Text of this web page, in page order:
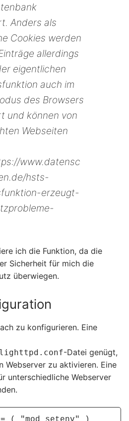
Anders als
Cookies werden
allerdings
eigentlichen
auch im
des Browsers
und können von
Webseiten
www.datensc
hsts-
erzeugt-
ich die Funktion, da die
Sicherheit für mich die
überwiegen.
zu konfigurieren. Eine
-Datei genügt,
Webserver zu aktivieren. Eine
unterschiedliche Webserver